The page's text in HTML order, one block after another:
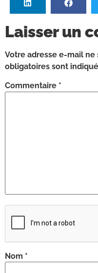
Laisser un
Votre adresse e-mail ne
obligatoires sont
Commentaire *
Nom *